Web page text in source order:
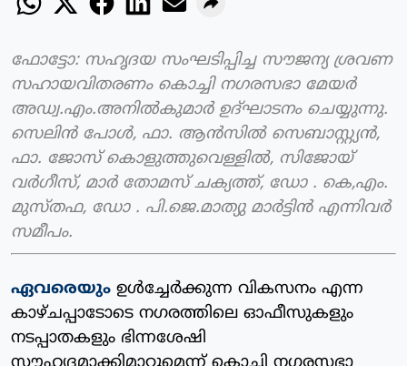
ഫോട്ടോ: സഹൃദയ സംഘടിപ്പിച്ച സൗജന്യ ശ്രവണ
സഹായവിതരണം കൊച്ചി നഗരസഭാ മേയർ
അഡ്വ.എം.അനിൽകുമാർ ഉദ്‌ഘാടനം ചെയ്യുന്നു.
സെലിൻ പോൾ, ഫാ. ആൻസിൽ സെബാസ്റ്റ്യൻ,
ഫാ. ജോസ് കൊളുത്തുവെള്ളിൽ, സിജോയ്
വർഗീസ്, മാർ തോമസ് ചക്യത്ത്, ഡോ . കെ,എം.
മുസ്തഫ, ഡോ . പി.ജെ.മാത്യു മാർട്ടിൻ എന്നിവർ
സമീപം.
ഏവരെയും ഉൾച്ചേർക്കുന്ന വികസനം എന്ന
കാഴ്ചപ്പാടോടെ നഗരത്തിലെ ഓഫീസുകളും
നടപ്പാതകളും ഭിന്നശേഷി